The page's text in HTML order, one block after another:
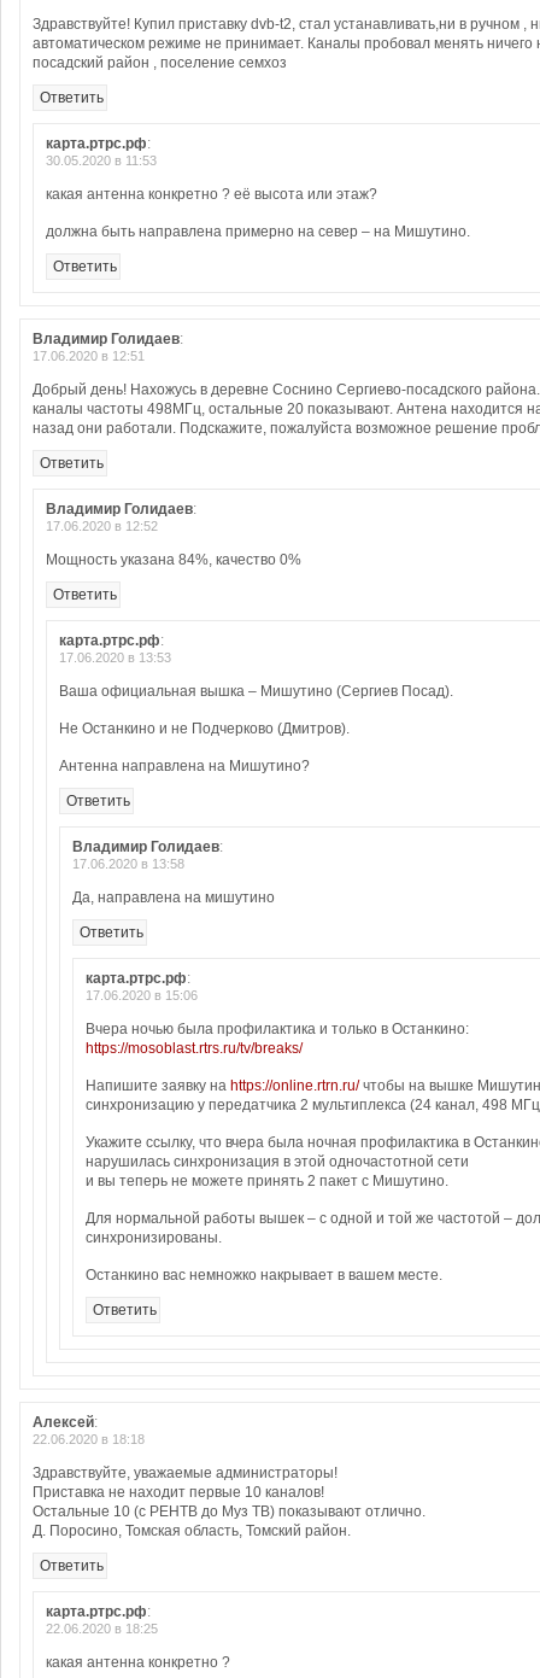
Здравствуйте! Купил приставку dvb-t2, стал устанавливать,ни в ручном ,
автоматическом режиме не принимает. Каналы пробовал менять ничего
посадский район , поселение семхоз
Ответить
карта.ртрс.рф:
30.05.2020 в 11:53
какая антенна конкретно ? её высота или этаж?
должна быть направлена примерно на север – на Мишутино.
Ответить
Владимир Голидаев:
17.06.2020 в 12:51
Добрый день! Нахожусь в деревне Соснино Сергиево-посадского
каналы частоты 498МГц, остальные 20 показывают. Антена находится
назад они работали. Подскажите, пожалуйста возможное решение
Ответить
Владимир Голидаев:
17.06.2020 в 12:52
Мощность указана 84%, качество 0%
Ответить
карта.ртрс.рф:
17.06.2020 в 13:53
Ваша официальная вышка – Мишутино (Сергиев Посад).
Не Останкино и не Подчерково (Дмитров).
Антенна направлена на Мишутино?
Ответить
Владимир Голидаев:
17.06.2020 в 13:58
Да, направлена на мишутино
Ответить
карта.ртрс.рф:
17.06.2020 в 15:06
Вчера ночью была профилактика и только в Останкино:
https://mosoblast.rtrs.ru/tv/breaks/
Напишите заявку на https://online.rtrn.ru/чтобы на вышке
синхронизацию у передатчика 2 мультиплекса (24 канал, 498
Укажите ссылку, что вчера была ночная профилактика в
нарушилась синхронизация в этой одночастотной сети
и вы теперь не можете принять 2 пакет с Мишутино.
Для нормальной работы вышек – с одной и той же частотой –
синхронизированы.
Останкино вас немножко накрывает в вашем месте.
Ответить
Алексей:
22.06.2020 в 18:18
Здравствуйте, уважаемые администраторы!
Приставка не находит первые 10 каналов!
Остальные 10 (с РЕНТВ до Муз ТВ) показывают отлично.
Д. Поросино, Томская область, Томский район.
Ответить
карта.ртрс.рф:
22.06.2020 в 18:25
какая антенна конкретно ?